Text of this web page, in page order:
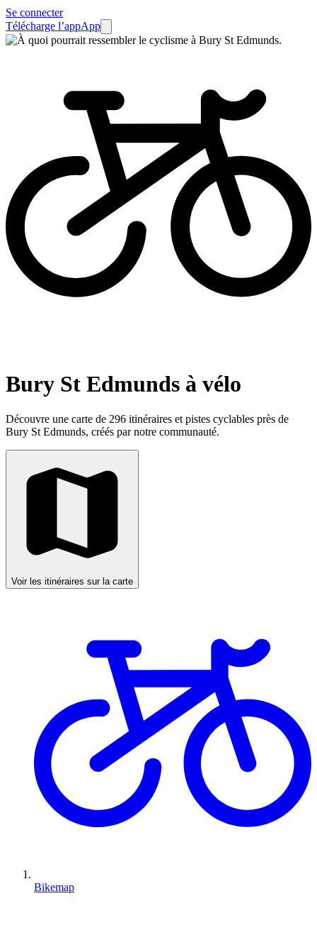
Se connecter
Télécharge l’appApp
Bury St Edmunds à vélo
Découvre une carte de 296 itinéraires et pistes cyclables près de
Bury St Edmunds, créés par notre communauté.
Voir les itinéraires sur la carte
Bikemap